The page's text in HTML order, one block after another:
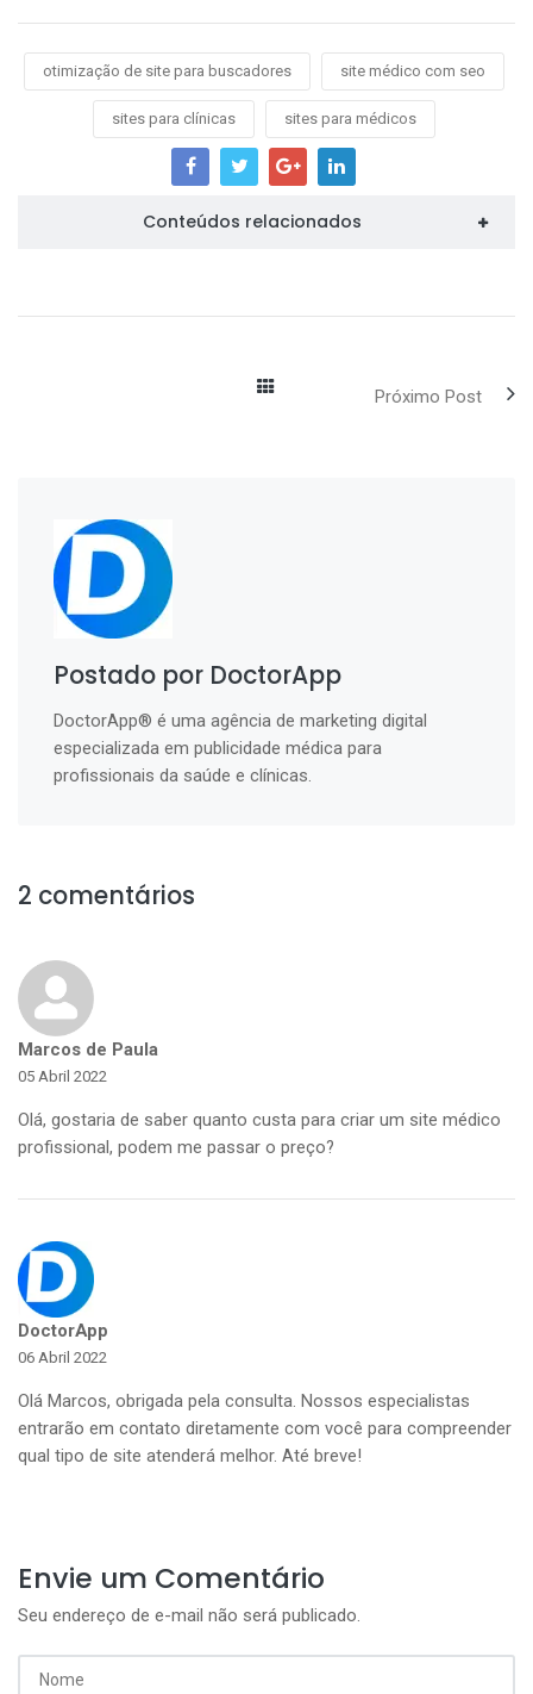
otimização de site para buscadores site médico com seo
sites para clínicas sites para médicos
Conteúdos relacionados
Próximo Post
Postado por DoctorApp
DoctorApp® é uma agência de marketing digital
especializada em publicidade médica para
profissionais da saúde e clínicas.
2 comentários
Marcos de Paula
05 Abril 2022
Olá, gostaria de saber quanto custa para criar um site médico
profissional, podem me passar o preço?
DoctorApp
06 Abril 2022
Olá Marcos, obrigada pela consulta. Nossos especialistas
entrarão em contato diretamente com você para compreender
qual tipo de site atenderá melhor. Até breve!
Envie um Comentário
Seu endereço de e-mail não será publicado.